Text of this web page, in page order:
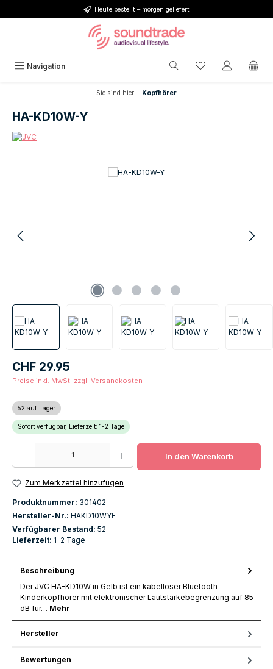
Zum Hauptinhalt springenHeute bestellt – morgen geliefert
Navigation Du hast 0
Sie sind hier: Kopfhörer
HA-KD10W-Y
Regulärer Preis:
CHF 29.95
Preise inkl. MwSt. zzgl. Versandkosten
52 auf Lager
Sofort verfügbar, Lieferzeit: 1-2 Tage
Produkt Anzahl: Gib den gewünschten Wert ein oder benutze die
In den Warenkorb
Zum Merkzettel hinzufügen
Produktnummer: 301402
Hersteller-Nr.: HAKD10WYE
Verfügbarer Bestand: 52
Lieferzeit: 1-2 Tage
Beschreibung
Der JVC HA-KD10W in Gelb ist ein kabelloser Bluetooth-
Kinderkopfhörer mit elektronischer Lautstärkebegrenzung auf 85
dB für… Mehr
Hersteller
Bewertungen